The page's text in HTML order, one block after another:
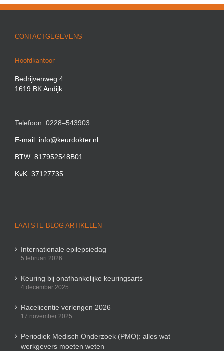
CONTACTGEGEVENS
Hoofdkantoor
Bedrijvenweg 4
1619 BK Andijk
Telefoon: 0228–543903
E-mail: info@keurdokter.nl
BTW: 817952548B01
KvK: 37127735
LAATSTE BLOG ARTIKELEN
Internationale epilepsiedag
5 februari 2026
Keuring bij onafhankelijke keuringsarts
4 december 2025
Racelicentie verlengen 2026
17 november 2025
Periodiek Medisch Onderzoek (PMO): alles wat
werkgevers moeten weten